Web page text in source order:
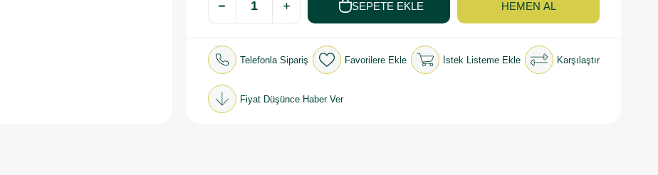
Telefonla Sipariş Favorilere Ekle İstek Listeme Ekle Karşılaştır
Fiyat Düşünce Haber Ver